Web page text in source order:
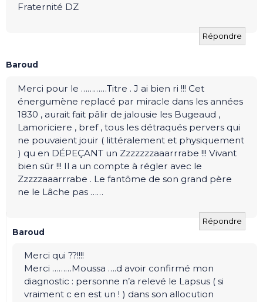
Fraternité DZ
Répondre
Baroud
Merci pour le …………Titre . J ai bien ri !!! Cet
énergumène replacé par miracle dans les années
1830 , aurait fait pâlir de jalousie les Bugeaud ,
Lamoriciere , bref , tous les détraqués pervers qui
ne pouvaient jouir ( littéralement et physiquement
) qu en DÉPEÇANT un Zzzzzzzaaarrrabe !!! Vivant
bien sûr !!! Il a un compte à régler avec le
Zzzzzaaarrrabe . Le fantôme de son grand père
ne le Lâche pas ……
Répondre
Baroud
Merci qui ??!!!!
Merci ………Moussa ….d avoir confirmé mon
diagnostic : personne n’a relevé le Lapsus ( si
vraiment c en est un ! ) dans son allocution